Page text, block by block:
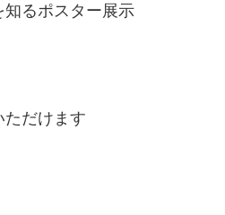
るポスター展示
ただけます